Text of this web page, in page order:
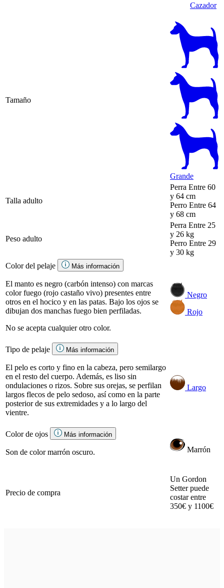
Cazador
Tamaño
Grande
Talla adulto
Perra Entre 60
y 64 cm
Perro Entre 64
y 68 cm
Peso adulto
Perra Entre 25
y 26 kg
Perro Entre 29
y 30 kg
Color del pelaje
Más información
El manto es negro (carbón intenso) con marcas
color fuego (rojo castaño vivo) presentes entre
otros en el hocico y en las patas. Bajo los ojos se
dibujan dos manchas fuego bien perfiladas.
No se acepta cualquier otro color.
Negro
Rojo
Tipo de pelaje Más información
El pelo es corto y fino en la cabeza, pero semilargo
en el resto del cuerpo. Además, es liso sin
ondulaciones o rizos. Sobre sus orejas, se perfilan
largos flecos de pelo sedoso, así como en la parte
posterior de sus extremidades y a lo largo del
vientre.
Largo
Color de ojos Más información
Son de color marrón oscuro. Marrón
Precio de compra
Un Gordon
Setter puede
costar entre
350€ y 1100€